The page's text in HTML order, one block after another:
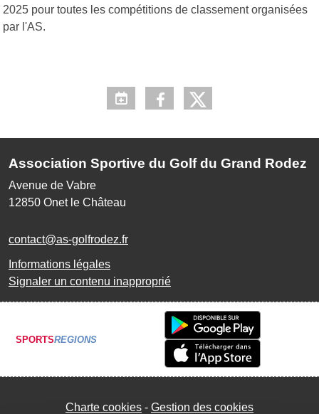
2025 pour toutes les compétitions de classement organisées
par l'AS.
Association Sportive du Golf du Grand Rodez
Avenue de Vabre
12850 Onet le Château
contact@as-golfrodez.fr
Informations légales
Signaler un contenu inapproprié
SPORTSREGIONS
Charte cookies Gestion des cookies